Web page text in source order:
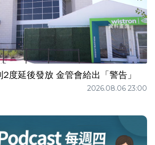
度延後發放 金管會給出「警告」
2026.08.06 23:00